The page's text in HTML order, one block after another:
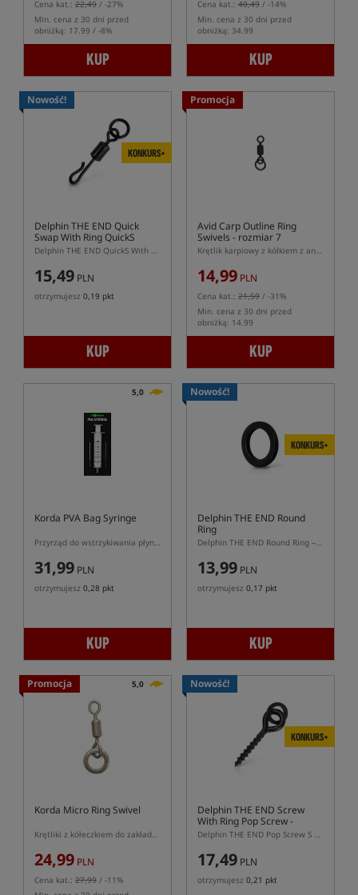
Cena kat.: 22,49 / -27%
Min. cena z 30 dni przed
obniżką: 17.99 / -8%
KUP
Cena kat.: 40,49 / -14%
Min. cena z 30 dni przed
obniżką: 34.99
KUP
Nowość!
KONKURS+
Delphin THE END Quick
Swap With Ring QuickS
Delphin THE END QuickS With Ring – krętlik karpiowy z szybkozłączką i kółkiem
15,49 PLN
otrzymujesz 0,19 pkt
KUP
Promocja
Avid Carp Outline Ring
Swivels - rozmiar 7
Krętlik karpiowy z kółkiem z antyodblaskową powłoką
14,99 PLN
Cena kat.: 21,59 / -31%
Min. cena z 30 dni przed
obniżką: 14.99
KUP
5,0
Korda PVA Bag Syringe
Przyrząd do wstrzykiwania płynów w woreczki PVA
31,99 PLN
otrzymujesz 0,28 pkt
KUP
Nowość!
KONKURS+
Delphin THE END Round
Ring
Delphin THE END Round Ring – pierścienie do zestawów karpiowych
13,99 PLN
otrzymujesz 0,17 pkt
KUP
Promocja 5,0
Korda Micro Ring Swivel
Krętliki z kółeczkiem do zakładania przynęt
24,99 PLN
Cena kat.: 27,99 / -11%
Nowość!
KONKURS+
Delphin THE END Screw
With Ring Pop Screw-
(rozmiar S)
Delphin THE END Pop Screw S – wkrętka karpiowa do pop-up z kółkiem
17,49 PLN
otrzymujesz 0,21 pkt